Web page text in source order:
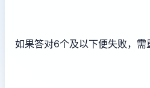
如果答对6个及以下便失败，需